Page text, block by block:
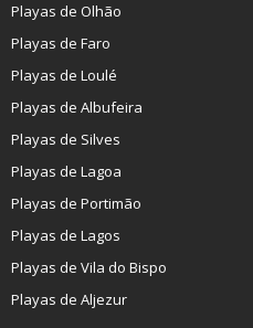
Playas de Olhão
Playas de Faro
Playas de Loulé
Playas de Albufeira
Playas de Silves
Playas de Lagoa
Playas de Portimão
Playas de Lagos
Playas de Vila do Bispo
Playas de Aljezur